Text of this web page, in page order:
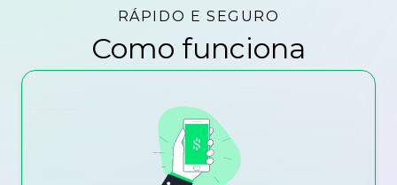
RÁPIDO E SEGURO
Como funciona